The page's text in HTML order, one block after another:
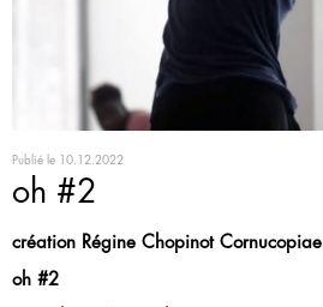
Publié le 10.12.2022
oh #2
création Régine Chopinot Cornucopiae
oh #2